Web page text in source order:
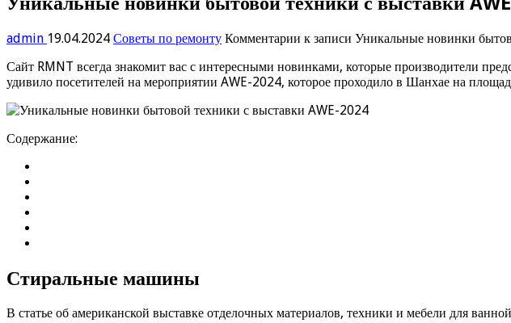
admin 19.04.2024 Советы по ремонту Комментарии к записи Уникальные новинки
Сайт RMNT всегда знакомит вас с интересными новинками, которые производители
удивило посетителей на мероприятии AWE-2024, которое проходило в Шанхае на
Содержание:
Стиральные машины
В статье об американской выставке отделочных материалов, техники и мебели для